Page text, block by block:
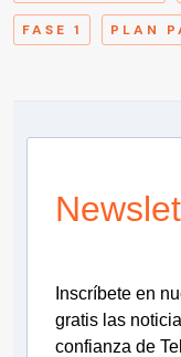
FASE 1 PLAN
Inscríbete en
gratis las
confianza de